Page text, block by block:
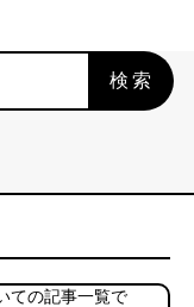
検索
ての記事一覧で